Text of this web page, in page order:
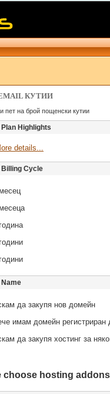
КУТИИ
пет на брой пощенски кутии
Highlights
details...
Cycle
Name
да закупя нов домейн
имам домейн регистриран
да закупя хостинг за
choose hosting